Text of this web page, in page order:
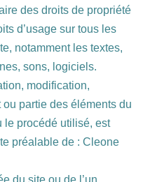
des droits de propriété
d’usage sur tous les
notamment les textes,
sons, logiciels.
modification,
partie des éléments du
le procédé utilisé, est
préalable de : Cleone
du site ou de l’un